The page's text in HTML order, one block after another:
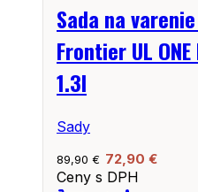
Sada na varenie
Frontier UL
1.3l
Sady
89,90 € 72,90 €
Ceny s DPH